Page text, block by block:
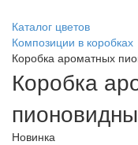
Каталог цветов
Композиции в коробках
Коробка ароматных
Коробка
Новинка